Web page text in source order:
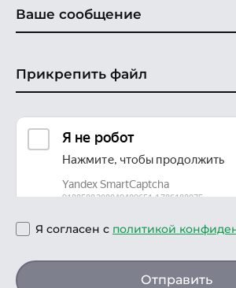
Прикрепить файл
Я согласен с политикой
Отправить